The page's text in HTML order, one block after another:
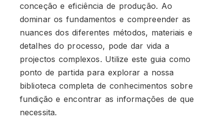
conceção e eficiência de produção. Ao
dominar os fundamentos e compreender as
nuances dos diferentes métodos, materiais e
detalhes do processo, pode dar vida a
projectos complexos. Utilize este guia como
ponto de partida para explorar a nossa
biblioteca completa de conhecimentos sobre
fundição e encontrar as informações de que
necessita.